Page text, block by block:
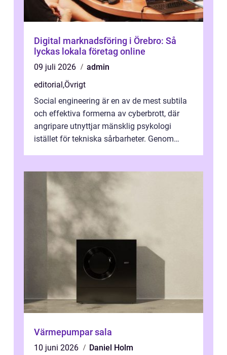
Digital marknadsföring i Örebro: Så
lyckas lokala företag online
09 juli 2026
admin
editorial,Övrigt
Social engineering är en av de mest subtila
och effektiva formerna av cyberbrott, där
angripare utnyttjar mänsklig psykologi
istället för tekniska sårbarheter. Genom
Värmepumpar sala
10 juni 2026
Daniel Holm